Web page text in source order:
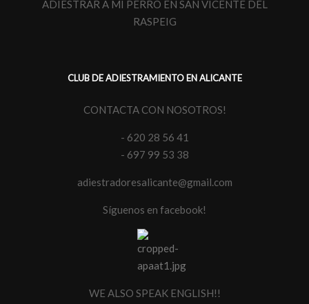
ADIESTRAR A MI PERRO EN SAN VICENTE DEL
RASPEIG
CLUB DE ADIESTRAMIENTO EN ALICANTE
CONTACTA CON NOSOTROS!
- 620 28 56 41
- 697 99 53 38
adiestradoresalicante@gmail.com
Síguenos en facebook!
WE ALSO SPEAK ENGLISH!!